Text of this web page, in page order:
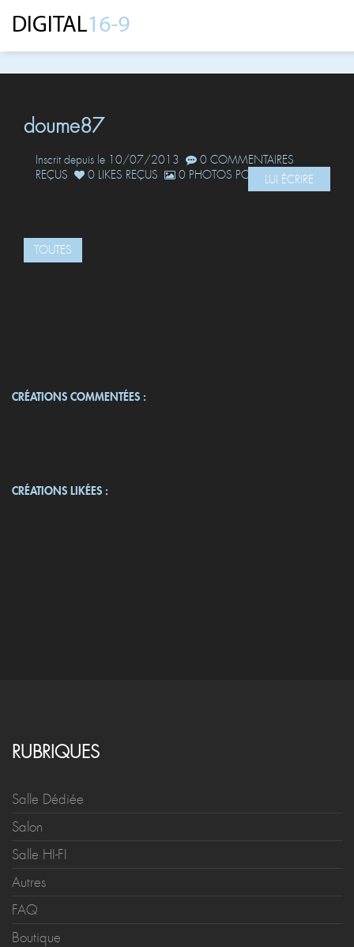
doume87
Inscrit depuis le 10/07/2013
0 COMMENTAIRES
REÇUS
0 LIKES REÇUS 0 PHOTOS POSTÉESLUI ÉCRIRE
TOUTES
CRÉATIONS COMMENTÉES :
CRÉATIONS LIKÉES :
RUBRIQUES
Salle Dédiée
Salon
Salle HI-FI
Autres
FAQ
Boutique